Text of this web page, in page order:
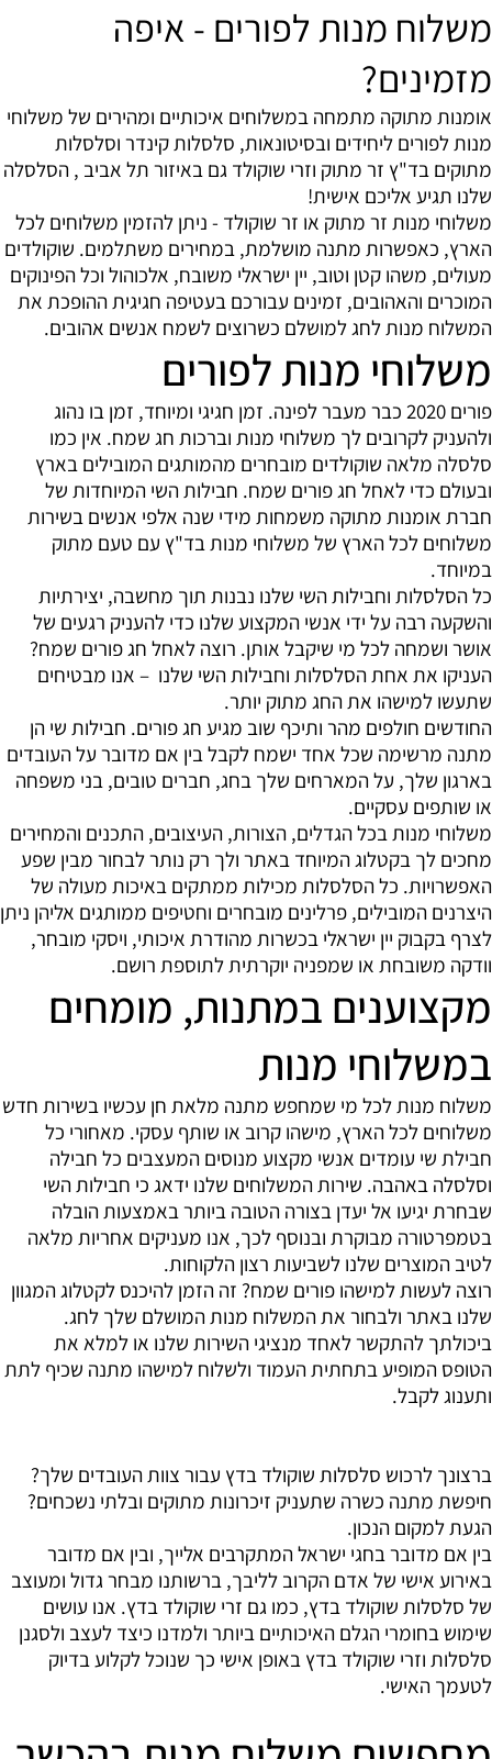
משלוח מנות לפורים - איפה
מזמינים?
אומנות מתוקה מתמחה במשלוחים איכותיים ומהירים של משלוחי
מנות לפורים ליחידים ובסיטונאות, סלסלות קינדר וסלסלות
מתוקים בד"ץ זר מתוק וזרי שוקולד גם באיזור תל אביב , הסלסלה
שלנו תגיע אליכם אישית!
משלוחי מנות זר מתוק או זר שוקולד - ניתן להזמין משלוחים לכל
הארץ, כאפשרות מתנה מושלמת, במחירים משתלמים. שוקולדים
מעולים, משהו קטן וטוב, יין ישראלי משובח, אלכוהול וכל הפינוקים
המוכרים והאהובים, זמינים עבורכם בעטיפה חגיגית ההופכת את
המשלוח מנות לחג למושלם כשרוצים לשמח אנשים אהובים.
משלוחי מנות לפורים
פורים 2020 כבר מעבר לפינה. זמן חגיגי ומיוחד, זמן בו נהוג
ולהעניק לקרובים לך משלוחי מנות וברכות חג שמח. אין כמו
סלסלה מלאה שוקולדים מובחרים מהמותגים המובילים בארץ
ובעולם כדי לאחל חג פורים שמח. חבילות השי המיוחדות של
חברת אומנות מתוקה משמחות מידי שנה אלפי אנשים בשירות
משלוחים לכל הארץ של משלוחי מנות בד"ץ עם טעם מתוק
במיוחד.
כל הסלסלות וחבילות השי שלנו נבנות תוך מחשבה, יצירתיות
והשקעה רבה על ידי אנשי המקצוע שלנו כדי להעניק רגעים של
אושר ושמחה לכל מי שיקבל אותן. רוצה לאחל חג פורים שמח?
העניקו את אחת הסלסלות וחבילות השי שלנו – אנו מבטיחים
שתעשו למישהו את החג מתוק יותר.
החודשים חולפים מהר ותיכף שוב מגיע חג פורים. חבילות שי הן
מתנה מרשימה שכל אחד ישמח לקבל בין אם מדובר על העובדים
בארגון שלך, על המארחים שלך בחג, חברים טובים, בני משפחה
או שותפים עסקיים.
משלוחי מנות בכל הגדלים, הצורות, העיצובים, התכנים והמחירים
מחכים לך בקטלוג המיוחד באתר ולך רק נותר לבחור מבין שפע
האפשרויות. כל הסלסלות מכילות ממתקים באיכות מעולה של
היצרנים המובילים, פרלינים מובחרים וחטיפים ממותגים אליהן ניתן
לצרף בקבוק יין ישראלי בכשרות מהודרת איכותי, ויסקי מובחר,
וודקה משובחת או שמפניה יוקרתית לתוספת רושם.
מקצוענים במתנות, מומחים
במשלוחי מנות
משלוח מנות לכל מי שמחפש מתנה מלאת חן עכשיו בשירות חדש
משלוחים לכל הארץ, מישהו קרוב או שותף עסקי. מאחורי כל
חבילת שי עומדים אנשי מקצוע מנוסים המעצבים כל חבילה
וסלסלה באהבה. שירות המשלוחים שלנו ידאג כי חבילות השי
שבחרת יגיעו אל יעדן בצורה הטובה ביותר באמצעות הובלה
בטמפרטורה מבוקרת ובנוסף לכך, אנו מעניקים אחריות מלאה
לטיב המוצרים שלנו לשביעות רצון הלקוחות.
רוצה לעשות למישהו פורים שמח? זה הזמן להיכנס לקטלוג המגוון
שלנו באתר ולבחור את המשלוח מנות המושלם שלך לחג.
ביכולתך להתקשר לאחד מנציגי השירות שלנו או למלא את
הטופס המופיע בתחתית העמוד ולשלוח למישהו מתנה שכיף לתת
ותענוג לקבל.
ברצונך לרכוש סלסלות שוקולד בדץ עבור צוות העובדים שלך?
חיפשת מתנה כשרה שתעניק זיכרונות מתוקים ובלתי נשכחים?
הגעת למקום הנכון.
בין אם מדובר בחגי ישראל המתקרבים אלייך, ובין אם מדובר
באירוע אישי של אדם הקרוב לליבך, ברשותנו מבחר גדול ומעוצב
של סלסלות שוקולד בדץ, כמו גם זרי שוקולד בדץ. אנו עושים
שימוש בחומרי הגלם האיכותיים ביותר ולמדנו כיצד לעצב ולסגנן
סלסלות וזרי שוקולד בדץ באופן אישי כך שנוכל לקלוע בדיוק
לטעמך האישי.